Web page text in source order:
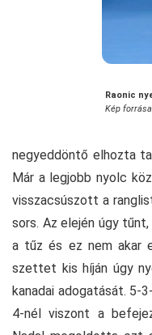
Raonic
Kép
negyeddöntő elhozta
Már a legjobb nyolc
visszacsúszott a
sors. Az elején úgy
a tűz és ez nem akar
szettet kis híján úgy
kanadai adogatását. 5-
4-nél viszont a